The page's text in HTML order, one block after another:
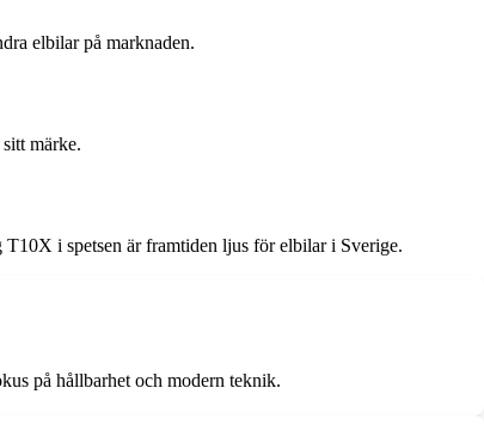
elbilar på marknaden.
märke.
T10X i spetsen är framtiden ljus för elbilar i Sverige.
på hållbarhet och modern teknik.